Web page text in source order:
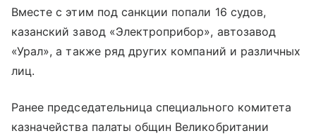
Вместе с этим под санкции попали 16 судов,
казанский завод «Электроприбор», автозавод
«Урал», а также ряд других компаний и различных
лиц.
Ранее председательница специального комитета
казначейства палаты общин Великобритании